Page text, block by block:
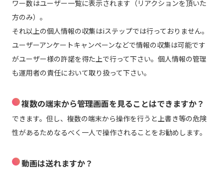
ワー数はユーザー一覧に表示されます（リアクションを頂いた
方のみ）。
それ以上の個人情報の収集はiステップでは行っておりません。
ユーザーアンケートキャンペーンなどで情報の収集は可能です
がユーザー様の許諾を得た上で行って下さい。個人情報の管理
も運用者の責任において取り扱って下さい。
複数の端末から管理画面を見ることはできますか？
できます。但し、複数の端末から操作を行うと上書き等の危険
性があるためなるべく一人で操作されることをお勧めします。
動画は送れますか？